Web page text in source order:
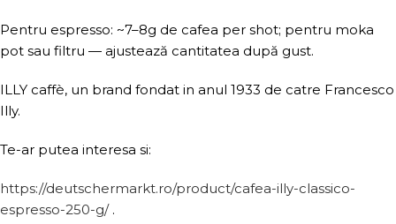
Pentru espresso: ~7–8g de cafea per shot; pentru moka
pot sau filtru — ajustează cantitatea după gust.
ILLY caffè, un brand fondat in anul 1933 de catre Francesco
Illy.
Te-ar putea interesa si:
https://deutschermarkt.ro/product/cafea-illy-classico-
espresso-250-g/.